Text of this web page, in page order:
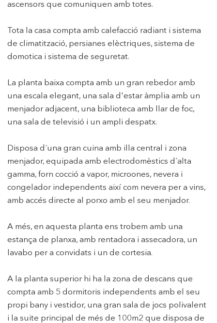
ascensors que comuniquen amb totes.
Tota la casa compta amb calefacció radiant i sistema
de climatització, persianes elèctriques, sistema de
domotica i sistema de seguretat.
La planta baixa compta amb un gran rebedor amb
una escala elegant, una sala d'estar àmplia amb un
menjador adjacent, una biblioteca amb llar de foc,
una sala de televisió i un ampli despatx.
Disposa d´una gran cuina amb illa central i zona
menjador, equipada amb electrodomèstics d´alta
gamma, forn cocció a vapor, microones, nevera i
congelador independents així com nevera per a vins,
amb accés directe al porxo amb el seu menjador.
A més, en aquesta planta ens trobem amb una
estança de planxa, amb rentadora i assecadora, un
lavabo per a convidats i un de cortesia.
A la planta superior hi ha la zona de descans que
compta amb 5 dormitoris independents amb el seu
propi bany i vestidor, una gran sala de jocs polivalent
i la suite principal de més de 100m2 que disposa de
Modificar cookies
Aquest lloc web utilitza cookies pròpies per recopilar
informació amb la finalitat de millorar els nostres serveis.
Si continua navegant, suposa l'acceptació de la instal·lació
de les mateixes. L'usuari té la possibilitat de configurar el
navegador podent, si així ho desitja, impedir que siguin
instal·lades al disc dur, encara que haurà de tenir en
compte que aquesta acció podrà ocasionar dificultats de
navegació de la pàgina web.
Analítiques i personalització
Permeten fer el seguiment i l'anàlisi del comportament
dels usuaris d'aquest lloc web. La informació recollida
perfils de navegació dels usuaris per introduir millores en
funció de l'anàlisi de les dades d'ús que fan els usuaris del
servei. Permeten desar la informació de preferència de
l'usuari per millorar la qualitat dels nostres serveis i oferir
una millor experiència a través de productes recomanats.